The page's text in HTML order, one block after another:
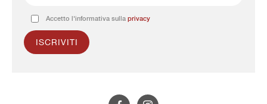
Accetto l'informativa sulla privacy